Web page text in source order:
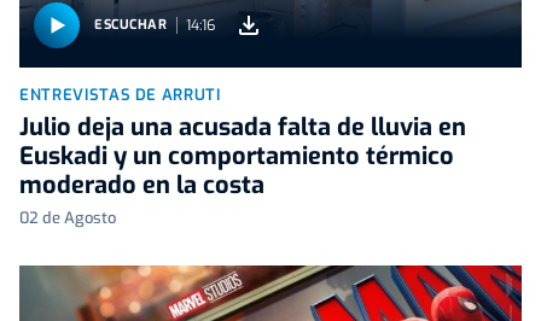
ESCUCHAR 14:16
ENTREVISTAS DE ARRUTI
Julio deja una acusada falta de lluvia en
Euskadi y un comportamiento térmico
moderado en la costa
02 de Agosto